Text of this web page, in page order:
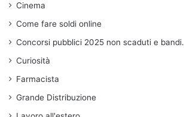
Cinema
Come fare soldi online
Concorsi pubblici 2025 non scaduti e bandi.
Curiosità
Farmacista
Grande Distribuzione